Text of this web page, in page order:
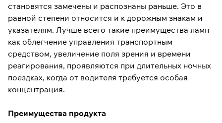
становятся замечены и распознаны раньше. Это в
равной степени относится и к дорожным знакам и
указателям. Лучше всего такие преимущества ламп
как облегчение управления транспортным
средством, увеличение поля зрения и времени
реагирования, проявляются при длительных ночных
поездках, когда от водителя требуется особая
концентрация.
Преимущества продукта